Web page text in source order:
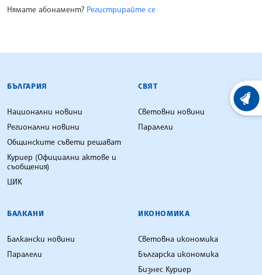
Нямате абонамент? Регистрирайте се
БЪЛГАРСКА ТЕЛЕГРАФНА АГЕНЦИЯ
БЪЛГАРИЯ
Национални новини
Регионални новини
Общинските съвети решават
Куриер (Официални актове и
съобщения)
ЦИК
СВЯТ
Световни новини
Паралели
БАЛКАНИ
Балкански новини
Паралели
ИКОНОМИКА
Световна икономика
Българска икономика
Бизнес Куриер